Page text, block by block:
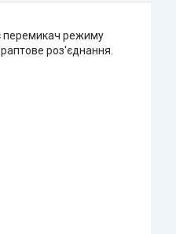
перемикач режиму
роз'єднання.